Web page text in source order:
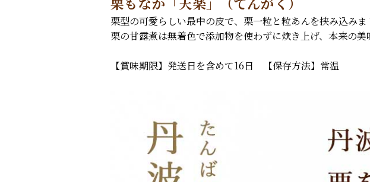
栗型の可愛らしい最中の皮で、栗一粒と粒あんを挟み込みま
栗の甘露煮は無着色で添加物を使わずに炊き上げ、本来の美
【賞味期限】発送日を含めて16日 【保存方法】常温